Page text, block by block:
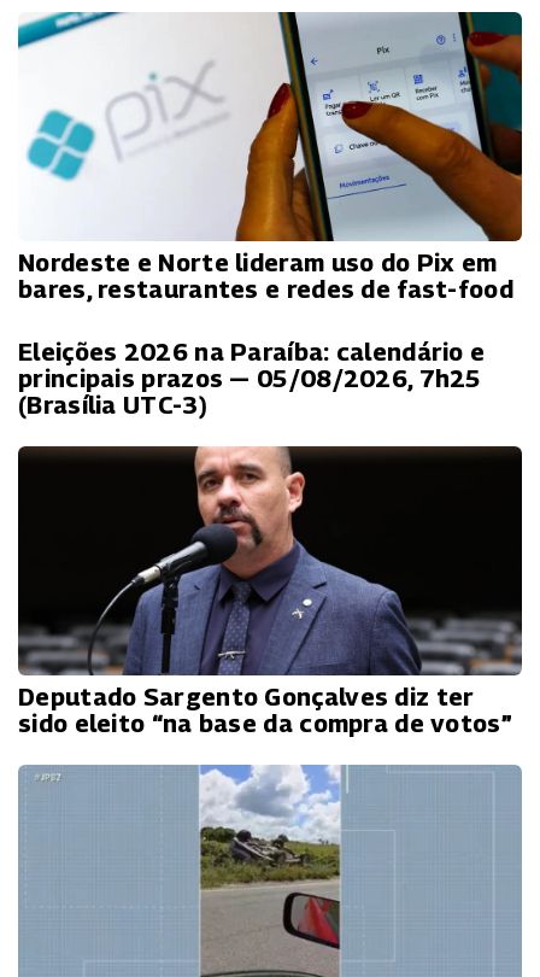
Nordeste e Norte lideram uso do Pix em
bares, restaurantes e redes de fast-food
Eleições 2026 na Paraíba: calendário e
principais prazos — 05/08/2026, 7h25
(Brasília UTC-3)
Deputado Sargento Gonçalves diz ter
sido eleito “na base da compra de votos”